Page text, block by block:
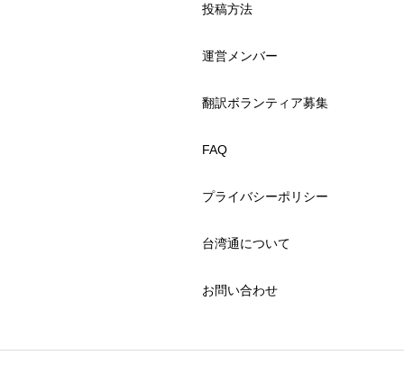
投稿方法
運営メンバー
翻訳ボランティア募集
FAQ
プライバシーポリシー
台湾通について
お問い合わせ